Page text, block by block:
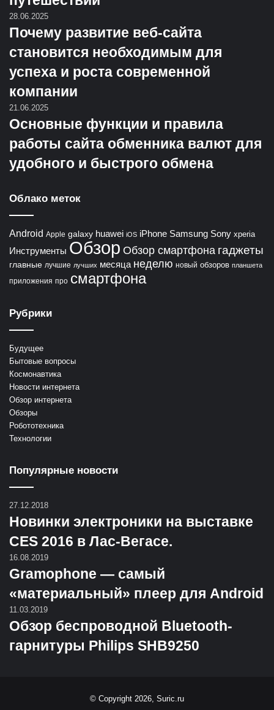
28.06.2025
Почему развитие веб-сайта
становится необходимым для
успеха и роста современной
компании
21.06.2025
Основные функции и правила
работы сайта обменника валют для
удобного и быстрого обмена
Облако меток
Android Apple galaxy huawei iOS iPhone Samsung Sony xperia
Инструменты Обзор Обзор смартфона гаджеты
главные лучшие лучших месяца неделю новый обзоров планшета
приложения про смартфона
Рубрики
Будущее
Бытовые вопросы
Космонавтика
Новости интернета
Обзор интернета
Обзоры
Робототехника
Технологии
Популярные новости
27.12.2018
Новинки электроники на выставке
CES 2016 в Лас-Вегасе.
16.08.2019
Gramophone — самый
«материальный» плеер для Android
11.03.2019
Обзор беспроводной Bluetooth-
гарнитуры Philips SHB9250
© Copyright 2026, Suric.ru